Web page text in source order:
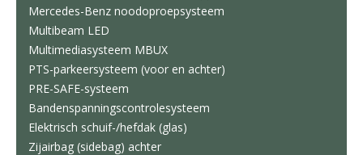
Mercedes-Benz noodoproepsysteem
Multibeam LED
Multimediasysteem MBUX
PTS-parkeersysteem (voor en achter)
PRE-SAFE-systeem
Bandenspanningscontrolesysteem
Elektrisch schuif-/hefdak (glas)
Zijairbag (sidebag) achter